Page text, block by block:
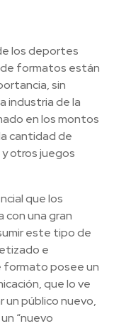
los deportes
formatos están
sin
industria de la
en los montos
cantidad de
otros juegos
que los
una gran
este tipo de
e
formato posee un
que lo ve
un público nuevo,
“nuevo